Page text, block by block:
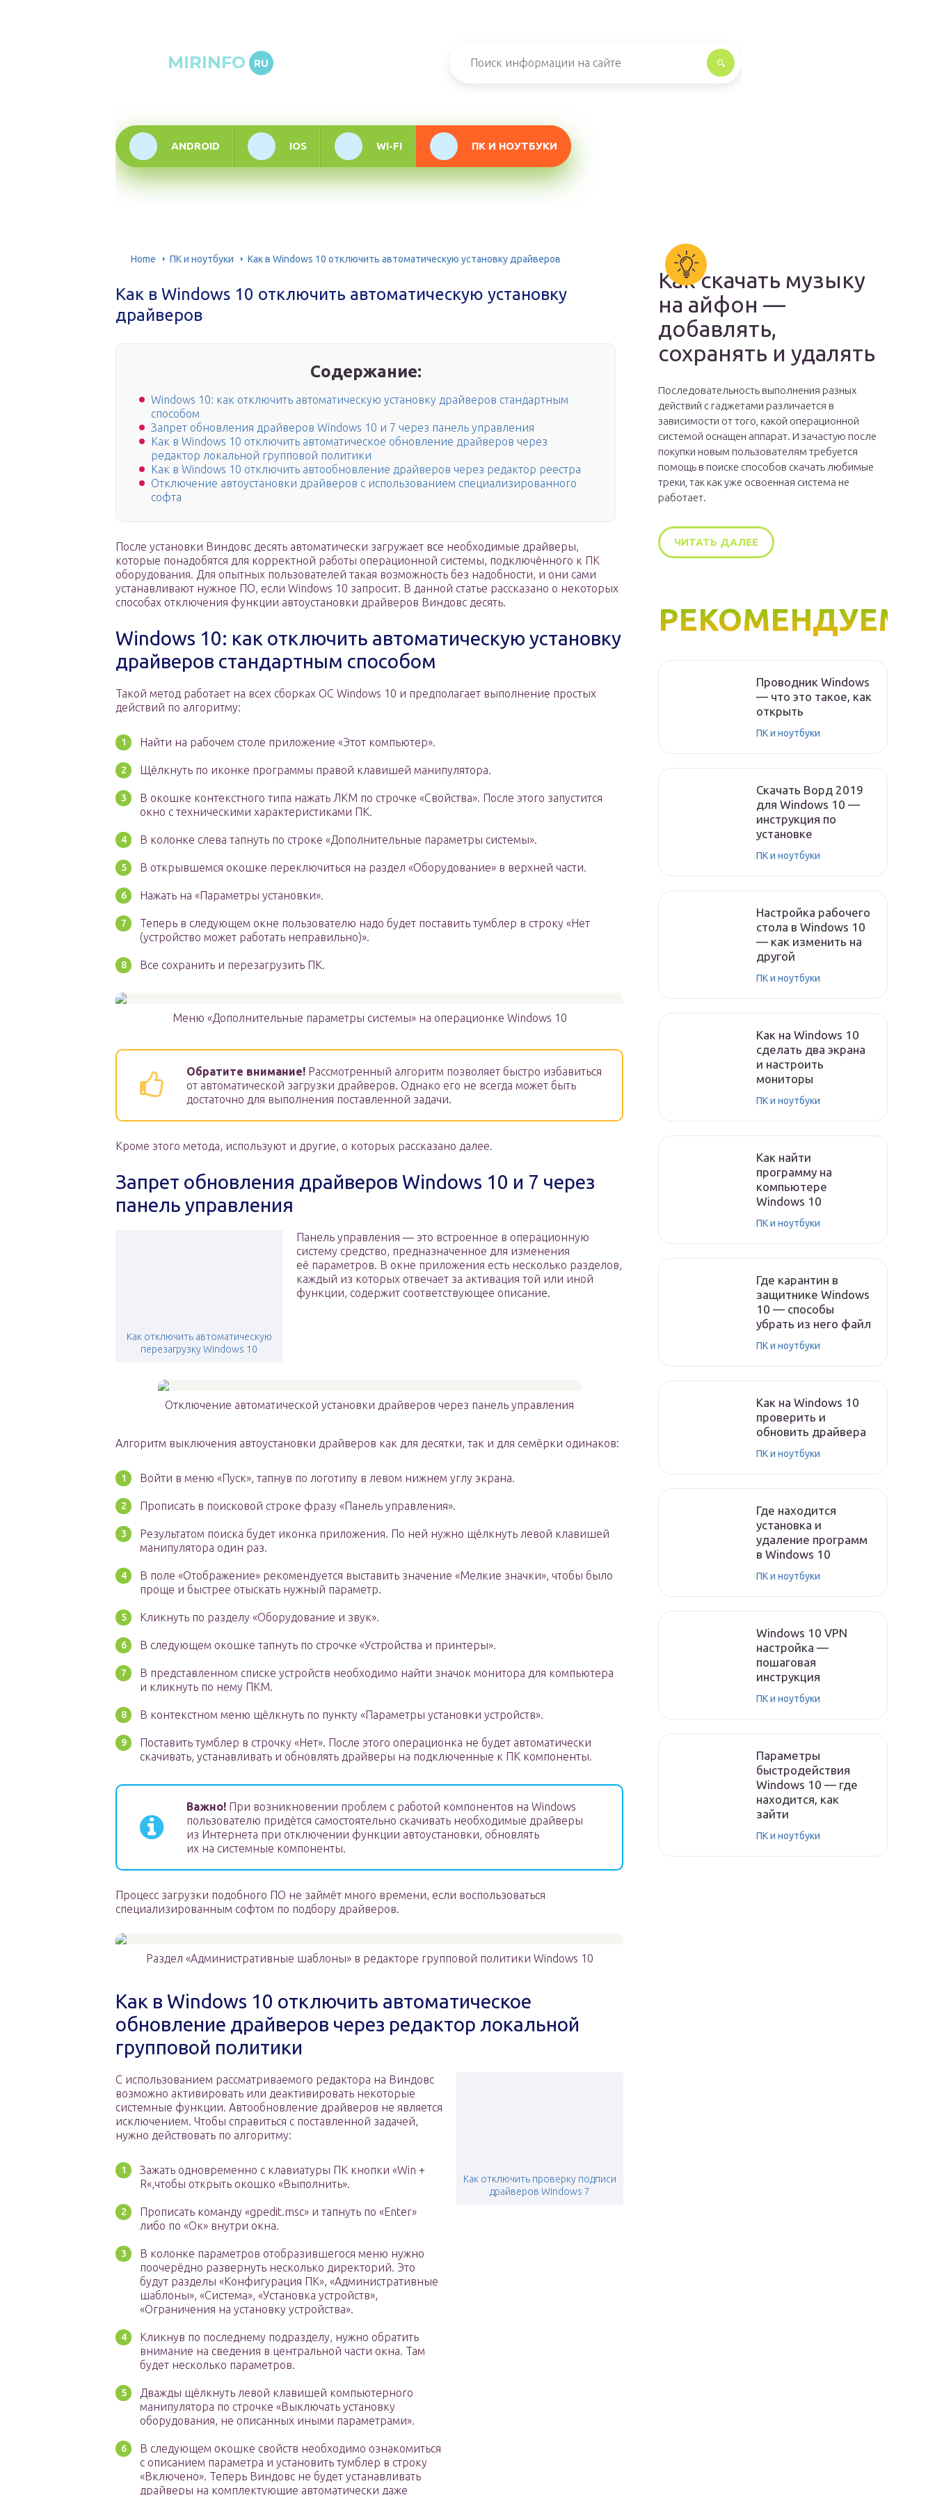
MIRINFO RU
ANDROID IOS WI-FI ПК И НОУТБУКИ
Home ПК и ноутбуки Как в Windows 10 отключить автоматическую установку драйверов
Как в Windows 10 отключить автоматическую установку
драйверов
Содержание:
Windows 10: как отключить автоматическую установку драйверов стандартным
способом
Запрет обновления драйверов Windows 10 и 7 через панель управления
Как в Windows 10 отключить автоматическое обновление драйверов через
редактор локальной групповой политики
Как в Windows 10 отключить автообновление драйверов через редактор реестра
Отключение автоустановки драйверов с использованием специализированного
софта
После установки Виндовс десять автоматически загружает все необходимые драйверы,
которые понадобятся для корректной работы операционной системы, подключённого к ПК
оборудования. Для опытных пользователей такая возможность без надобности, и они сами
устанавливают нужное ПО, если Windows 10 запросит. В данной статье рассказано о некоторых
способах отключения функции автоустановки драйверов Виндовс десять.
Windows 10: как отключить автоматическую установку
драйверов стандартным способом
Такой метод работает на всех сборках OC Windows 10 и предполагает выполнение простых
действий по алгоритму:
Найти на рабочем столе приложение «Этот компьютер».
Щёлкнуть по иконке программы правой клавишей манипулятора.
В окошке контекстного типа нажать ЛКМ по строчке «Свойства». После этого запустится
окно с техническими характеристиками ПК.
В колонке слева тапнуть по строке «Дополнительные параметры системы».
В открывшемся окошке переключиться на раздел «Оборудование» в верхней части.
Нажать на «Параметры установки».
Теперь в следующем окне пользователю надо будет поставить тумблер в строку «Нет
(устройство может работать неправильно)».
Все сохранить и перезагрузить ПК.
Меню «Дополнительные параметры системы» на операционке Windows 10
Обратите внимание! Рассмотренный алгоритм позволяет быстро избавиться
от автоматической загрузки драйверов. Однако его не всегда может быть
достаточно для выполнения поставленной задачи.
Кроме этого метода, используют и другие, о которых рассказано далее.
Запрет обновления драйверов Windows 10 и 7 через
панель управления
Как отключить автоматическую
перезагрузку Windows 10
Панель управления — это встроенное в операционную
систему средство, предназначенное для изменения
её параметров. В окне приложения есть несколько разделов,
каждый из которых отвечает за активация той или иной
функции, содержит соответствующее описание.
Отключение автоматической установки драйверов через панель управления
Алгоритм выключения автоустановки драйверов как для десятки, так и для семёрки одинаков:
Войти в меню «Пуск», тапнув по логотипу в левом нижнем углу экрана.
Прописать в поисковой строке фразу «Панель управления».
Результатом поиска будет иконка приложения. По ней нужно щёлкнуть левой клавишей
манипулятора один раз.
В поле «Отображение» рекомендуется выставить значение «Мелкие значки», чтобы было
проще и быстрее отыскать нужный параметр.
Кликнуть по разделу «Оборудование и звук».
В следующем окошке тапнуть по строчке «Устройства и принтеры».
В представленном списке устройств необходимо найти значок монитора для компьютера
и кликнуть по нему ПКМ.
В контекстном меню щёлкнуть по пункту «Параметры установки устройств».
Поставить тумблер в строчку «Нет». После этого операционка не будет автоматически
скачивать, устанавливать и обновлять драйверы на подключенные к ПК компоненты.
Важно! При возникновении проблем с работой компонентов на Windows
пользователю придётся самостоятельно скачивать необходимые драйверы
из Интернета при отключении функции автоустановки, обновлять
их на системные компоненты.
Процесс загрузки подобного ПО не займёт много времени, если воспользоваться
специализированным софтом по подбору драйверов.
Раздел «Административные шаблоны» в редакторе групповой политики Windows 10
Как в Windows 10 отключить автоматическое
обновление драйверов через редактор локальной
групповой политики
Как отключить проверку подписи
драйверов Windows 7
С использованием рассматриваемого редактора на Виндовс
возможно активировать или деактивировать некоторые
системные функции. Автообновление драйверов не является
исключением. Чтобы справиться с поставленной задачей,
нужно действовать по алгоритму:
Зажать одновременно с клавиатуры ПК кнопки «Win +
R«,чтобы открыть окошко «Выполнить».
Прописать команду «gpedit.msc» и тапнуть по «Enter»
либо по «Ок» внутри окна.
В колонке параметров отобразившегося меню нужно
поочерёдно развернуть несколько директорий. Это
будут разделы «Конфигурация ПК», «Административные
шаблоны», «Система», «Установка устройств»,
«Ограничения на установку устройства».
Кликнув по последнему подразделу, нужно обратить
внимание на сведения в центральной части окна. Там
будет несколько параметров.
Дважды щёлкнуть левой клавишей компьютерного
манипулятора по строчке «Выключать установку
оборудования, не описанных иными параметрами».
В следующем окошке свойств необходимо ознакомиться
с описанием параметра и установить тумблер в строку
«Включено». Теперь Виндовс не будет устанавливать
драйверы на комплектующие автоматически даже
Как скачать музыку
на айфон —
добавлять,
сохранять и удалять
Последовательность выполнения разных
действий с гаджетами различается в
зависимости от того, какой операционной
системой оснащен аппарат. И зачастую после
покупки новым пользователям требуется
помощь в поиске способов скачать любимые
треки, так как уже освоенная система не
работает.
ЧИТАТЬ ДАЛЕЕ
РЕКОМЕНДУЕМ
Проводник Windows
— что это такое, как
открыть
ПК и ноутбуки
Скачать Ворд 2019
для Windows 10 —
инструкция по
установке
ПК и ноутбуки
Настройка рабочего
стола в Windows 10
— как изменить на
другой
ПК и ноутбуки
Как на Windows 10
сделать два экрана
и настроить
мониторы
ПК и ноутбуки
Как найти
программу на
компьютере
Windows 10
ПК и ноутбуки
Где карантин в
защитнике Windows
10 — способы
убрать из него файл
ПК и ноутбуки
Как на Windows 10
проверить и
обновить драйвера
ПК и ноутбуки
Где находится
установка и
удаление программ
в Windows 10
ПК и ноутбуки
Windows 10 VPN
настройка —
пошаговая
инструкция
ПК и ноутбуки
Параметры
быстродействия
Windows 10 — где
находится, как
зайти
ПК и ноутбуки